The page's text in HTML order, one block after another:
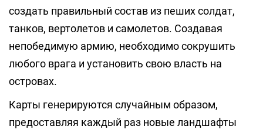
создать правильный состав из пеших солдат,
танков, вертолетов и самолетов. Создавая
непобедимую армию, необходимо сокрушить
любого врага и установить свою власть на
островах.
Карты генерируются случайным образом,
предоставляя каждый раз новые ландшафты